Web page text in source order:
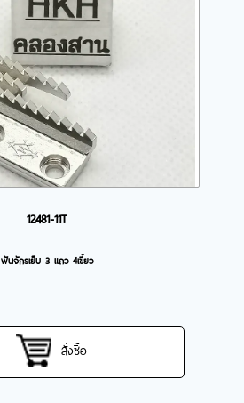
12481-11T
ฟันจักรเย็บ 3 แถว 4เขี้ยว
สั่งซื้อ